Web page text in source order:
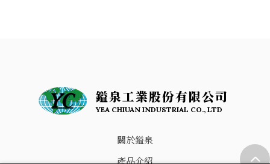
鎰泉工業股份有限公司
YEA CHIUAN INDUSTRIAL CO., LTD
關於鎰泉
產品介紹